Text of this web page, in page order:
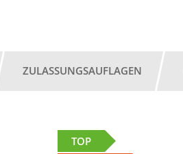
ZULASSUNGSAUFLAGEN
TOP